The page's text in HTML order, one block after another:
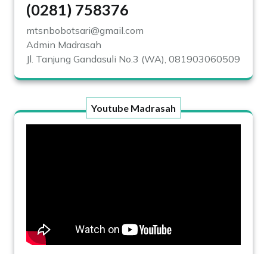
(0281) 758376
mtsnbobotsari@gmail.com
Admin Madrasah
Jl. Tanjung Gandasuli No.3 (WA), 081903060509
Youtube Madrasah